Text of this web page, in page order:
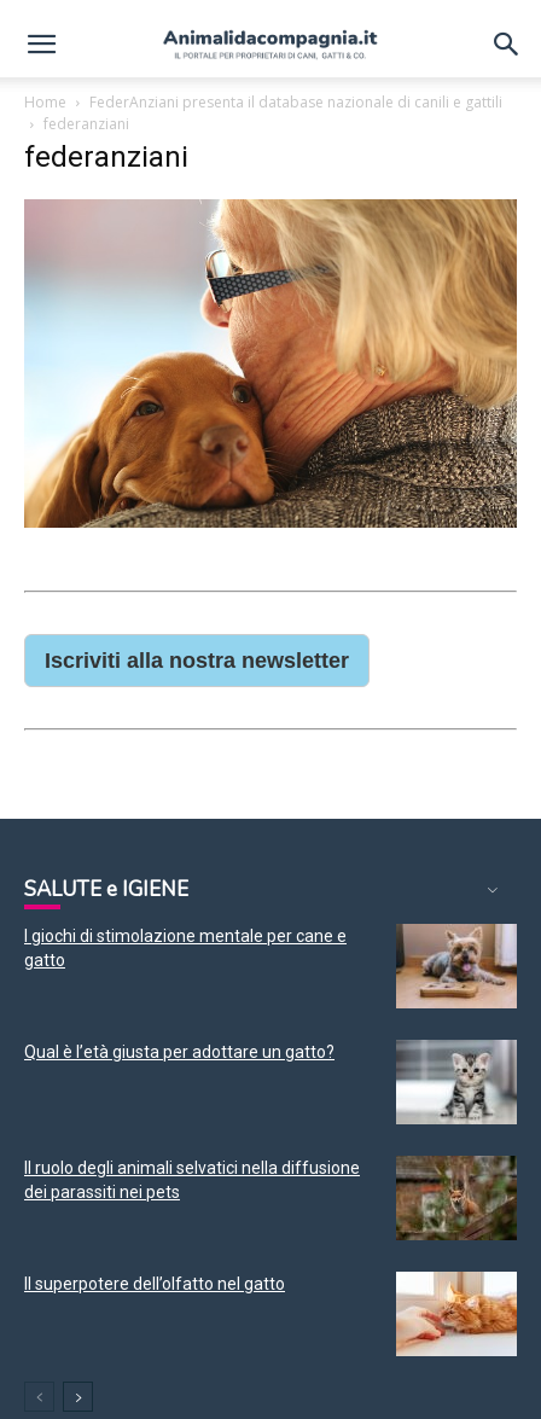
Home
FederAnziani presenta il database nazionale di canili e gattili
federanziani
federanziani
Iscriviti alla nostra newsletter
SALUTE e IGIENE
I giochi di stimolazione mentale per cane e
gatto
Qual è l’età giusta per adottare un gatto?
Il ruolo degli animali selvatici nella diffusione
dei parassiti nei pets
Il superpotere dell’olfatto nel gatto